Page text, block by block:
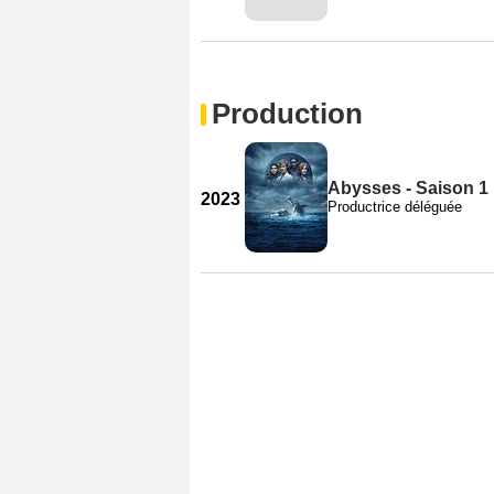
Production
2023
Abysses - Saison 1
Productrice déléguée